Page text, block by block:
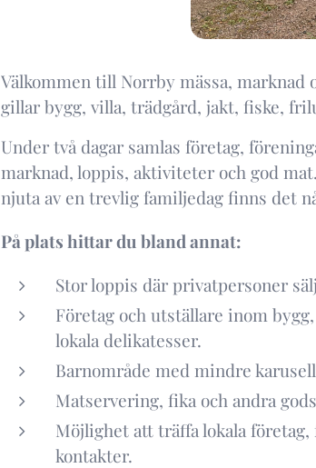
Välkommen till Norrby mässa, marknad
gillar bygg, villa, trädgård, jakt, fiske,
Under två dagar samlas företag,
marknad, loppis, aktiviteter och god
njuta av en trevlig familjedag finns det
På plats hittar du bland annat:
Stor loppis där privatpersoner
Företag och utställare inom
lokala delikatesser.
Barnområde med mindre
Matservering, fika och andra
Möjlighet att träffa lokala
kontakter.